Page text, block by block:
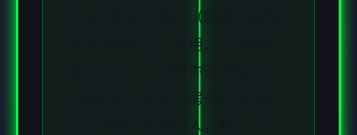
下这个阿拉丁神灯（就是下面图
中的灵魂水晶，作用：指引你的
各三个步），同时你爸还留了三
个座烂房子给你（房子好坏决定
你能不能打电话摇人，哇，三个